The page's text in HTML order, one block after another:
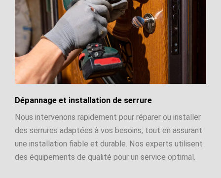
Dépannage et installation de serrure
Nous intervenons rapidement pour réparer ou installer
des serrures adaptées à vos besoins, tout en assurant
une installation fiable et durable. Nos experts utilisent
des équipements de qualité pour un service optimal.